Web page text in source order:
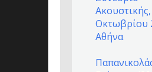
Οκτωβρίου
Αθήνα